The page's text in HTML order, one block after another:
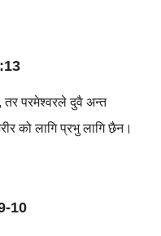
तर परमेश्वरले दुवै अन्त
को लागि प्रभु लागि छैन।
10